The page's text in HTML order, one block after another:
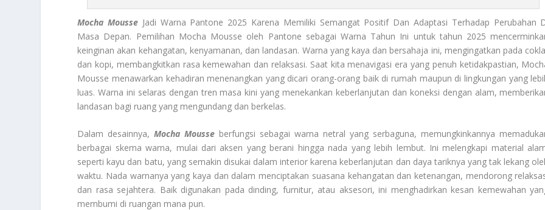
Mocha Mousse Jadi Warna Pantone 2025 Karena Memiliki Semangat Positif Dan Adaptasi Terhadap Perubahan
Masa Depan. Pemilihan Mocha Mousse oleh Pantone sebagai Warna Tahun Ini untuk tahun 2025
keinginan akan kehangatan, kenyamanan, dan landasan. Warna yang kaya dan bersahaja ini, mengingatkan pada
dan kopi, membangkitkan rasa kemewahan dan relaksasi. Saat kita menavigasi era yang penuh ketidakpastian,
Mousse menawarkan kehadiran menenangkan yang dicari orang-orang baik di rumah maupun di lingkungan yang
luas. Warna ini selaras dengan tren masa kini yang menekankan keberlanjutan dan koneksi dengan alam,
landasan bagi ruang yang mengundang dan berkelas.
Dalam desainnya,Mocha Mousse berfungsi sebagai warna netral yang serbaguna, memungkinkannya
berbagai skema warna, mulai dari aksen yang berani hingga nada yang lebih lembut. Ini melengkapi material
seperti kayu dan batu, yang semakin disukai dalam interior karena keberlanjutan dan daya tariknya yang tak lekang
waktu. Nada warnanya yang kaya dan dalam menciptakan suasana kehangatan dan ketenangan, mendorong
dan rasa sejahtera. Baik digunakan pada dinding, furnitur, atau aksesori, ini menghadirkan kesan kemewahan
membumi di ruangan mana pun.